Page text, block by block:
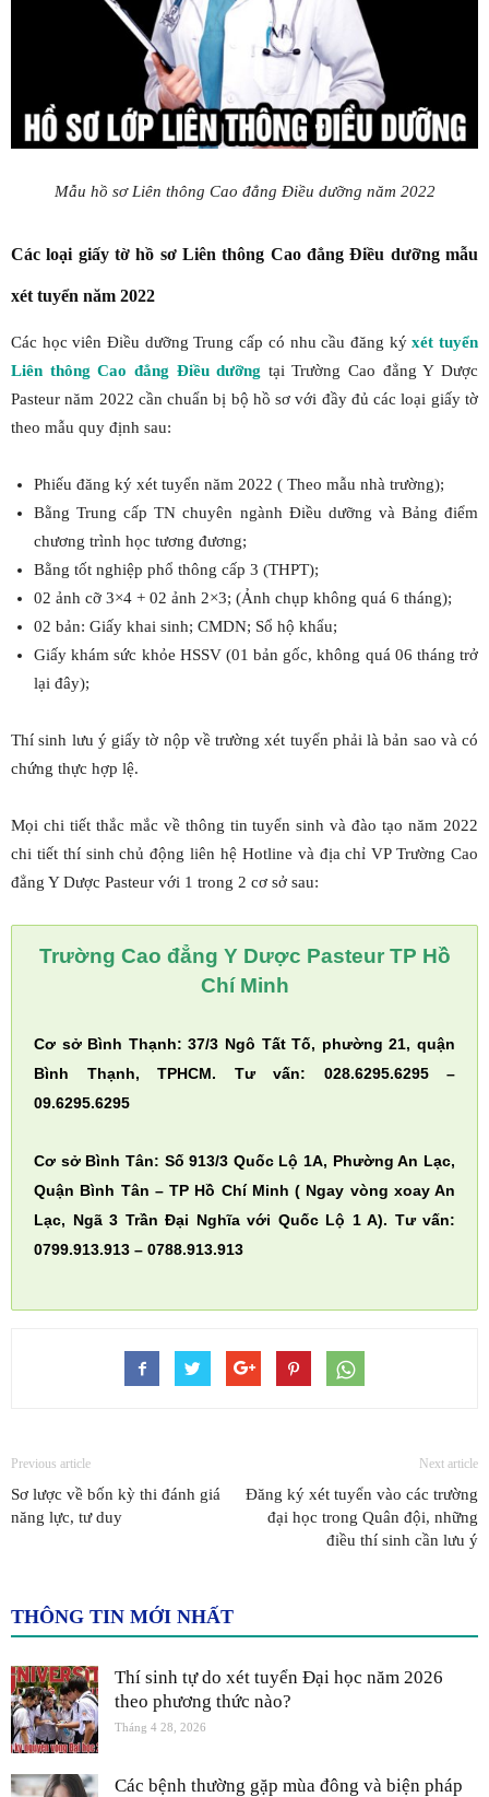
Mẫu hồ sơ Liên thông Cao đẳng Điều dưỡng năm 2022
Các loại giấy tờ hồ sơ Liên thông Cao đẳng Điều dưỡng mẫu
xét tuyển năm 2022
Các học viên Điều dưỡng Trung cấp có nhu cầu đăng kýxét tuyển
Liên thông Cao đẳng Điều dưỡng tại Trường Cao đẳng Y Dược
Pasteur năm 2022 cần chuẩn bị bộ hồ sơ với đầy đủ các loại giấy tờ
theo mẫu quy định sau:
Phiếu đăng ký xét tuyển năm 2022 ( Theo mẫu nhà trường);
Bằng Trung cấp TN chuyên ngành Điều dưỡng và Bảng điểm
chương trình học tương đương;
Bằng tốt nghiệp phổ thông cấp 3 (THPT);
02 ảnh cỡ 3×4 + 02 ảnh 2×3; (Ảnh chụp không quá 6 tháng);
02 bản: Giấy khai sinh; CMDN; Sổ hộ khẩu;
Giấy khám sức khỏe HSSV (01 bản gốc, không quá 06 tháng trở
lại đây);
Thí sinh lưu ý giấy tờ nộp về trường xét tuyển phải là bản sao và có
chứng thực hợp lệ.
Mọi chi tiết thắc mắc về thông tin tuyển sinh và đào tạo năm 2022
chi tiết thí sinh chủ động liên hệ Hotline và địa chỉ VP Trường Cao
đẳng Y Dược Pasteur với 1 trong 2 cơ sở sau:
Trường Cao đẳng Y Dược Pasteur TP Hồ
Chí Minh
Cơ sở Bình Thạnh: 37/3 Ngô Tất Tố, phường 21, quận
Bình Thạnh, TPHCM. Tư vấn: 028.6295.6295 –
09.6295.6295
Cơ sở Bình Tân: Số 913/3 Quốc Lộ 1A, Phường An Lạc,
Quận Bình Tân – TP Hồ Chí Minh ( Ngay vòng xoay An
Lạc, Ngã 3 Trần Đại Nghĩa với Quốc Lộ 1 A). Tư vấn:
0799.913.913 – 0788.913.913
Previous article
Sơ lược về bốn kỳ thi đánh giá
năng lực, tư duy
Next article
Đăng ký xét tuyển vào các trường
đại học trong Quân đội, những
điều thí sinh cần lưu ý
THÔNG TIN MỚI NHẤT
Thí sinh tự do xét tuyển Đại học năm 2026
theo phương thức nào?
Tháng 4 28, 2026
Các bệnh thường gặp mùa đông và biện pháp